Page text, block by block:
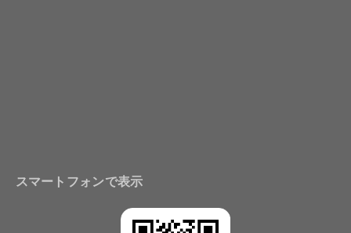
スマートフォンで表示